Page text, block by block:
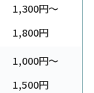
1,300円〜
1,800円
1,000円〜
1,500円